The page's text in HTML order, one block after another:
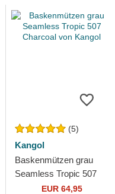
(5)
Kangol
Baskenmützen grau
Seamless Tropic 507
Charcoal von Kangol
EUR 64,95